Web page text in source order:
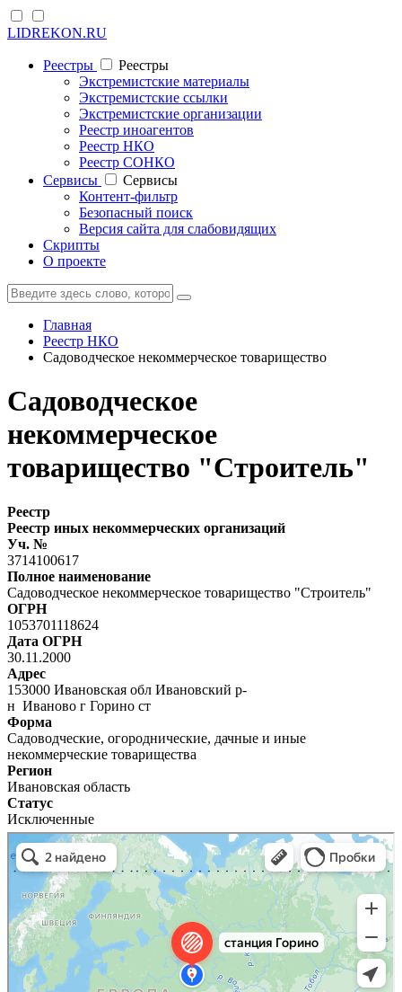
LIDREKON.RU
Реестры
Реестры
Экстремистские материалы
Экстремистские ссылки
Экстремистские организации
Реестр иноагентов
Реестр НКО
Реестр СОНКО
Cервисы
Cервисы
Контент-фильтр
Безопасный поиск
Версия сайта для слабовидящих
Скрипты
О проекте
Главная
Реестр НКО
Садоводческое некоммерческое товарищество
Садоводческое
некоммерческое
товарищество "Строитель"
Реестр
Реестр иных некоммерческих организаций
Уч. №
3714100617
Полное наименование
Садоводческое некоммерческое товарищество "Строитель"
ОГРН
1053701118624
Дата ОГРН
30.11.2000
Адрес
153000 Ивановская обл Ивановский р-
н Иваново г Горино ст
Форма
Садоводческие, огороднические, дачные и иные
некоммерческие товарищества
Регион
Ивановская область
Статус
Исключенные